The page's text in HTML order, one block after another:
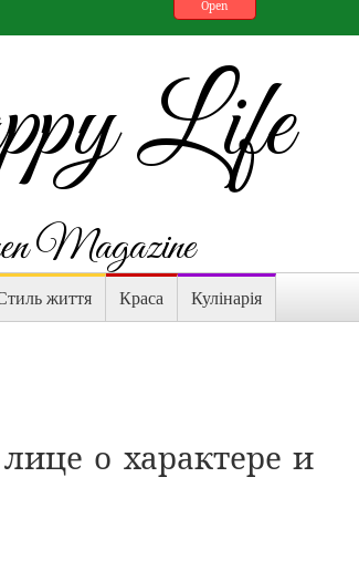
Open
Life
Magazine
життя Краса Кулінарія
о характере и